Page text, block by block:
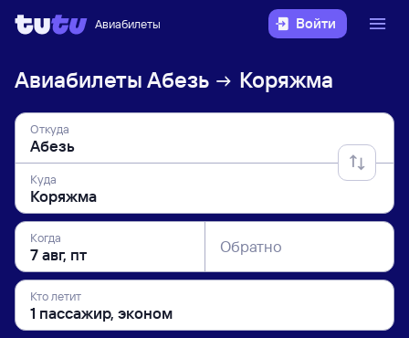
Авиабилеты Войти
Авиабилеты Абезь Коряжма
Откуда
Куда
Когда Обратно
Кто летит